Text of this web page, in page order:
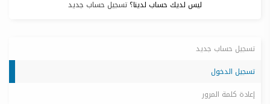
ليس لديك حساب لدينا؟ تسجيل حساب جديد
تسجيل حساب جديد
تسجيل الدخول
إعادة كلمة المرور